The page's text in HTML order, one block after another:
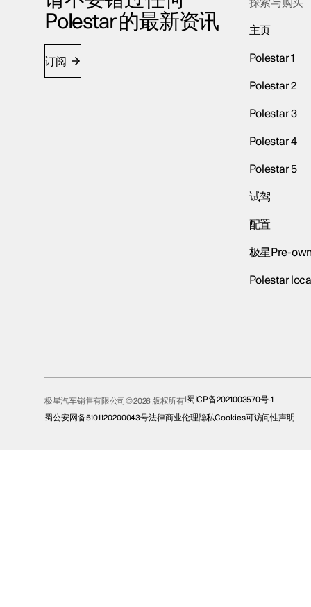
Polestar 的最新资讯
订阅
探索与购买
主页
Polestar 1
Polestar 2
Polestar 3
Polestar 4
Polestar 5
试驾
配置
极星Pre-
Polestar
极星汽车销售有限公司© 2026 版权所有 蜀ICP备2021003570号-1
蜀公安网备5101120200043号法律商业伦理隐私Cookies可访问性声明